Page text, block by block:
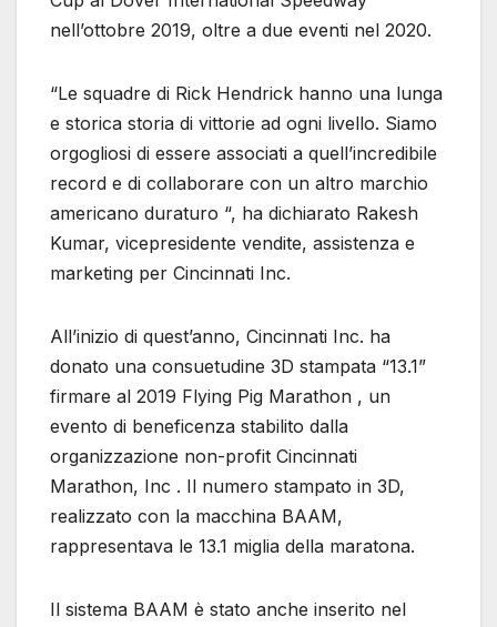
nell’ottobre 2019, oltre a due eventi nel 2020.
“Le squadre di Rick Hendrick hanno una lunga
e storica storia di vittorie ad ogni livello. Siamo
orgogliosi di essere associati a quell’incredibile
record e di collaborare con un altro marchio
americano duraturo “, ha dichiarato Rakesh
Kumar, vicepresidente vendite, assistenza e
marketing per Cincinnati Inc.
All’inizio di quest’anno, Cincinnati Inc. ha
donato una consuetudine 3D stampata “13.1”
firmare al 2019 Flying Pig Marathon , un
evento di beneficenza stabilito dalla
organizzazione non-profit Cincinnati
Marathon, Inc . Il numero stampato in 3D,
realizzato con la macchina BAAM,
rappresentava le 13.1 miglia della maratona.
Il sistema BAAM è stato anche inserito nel